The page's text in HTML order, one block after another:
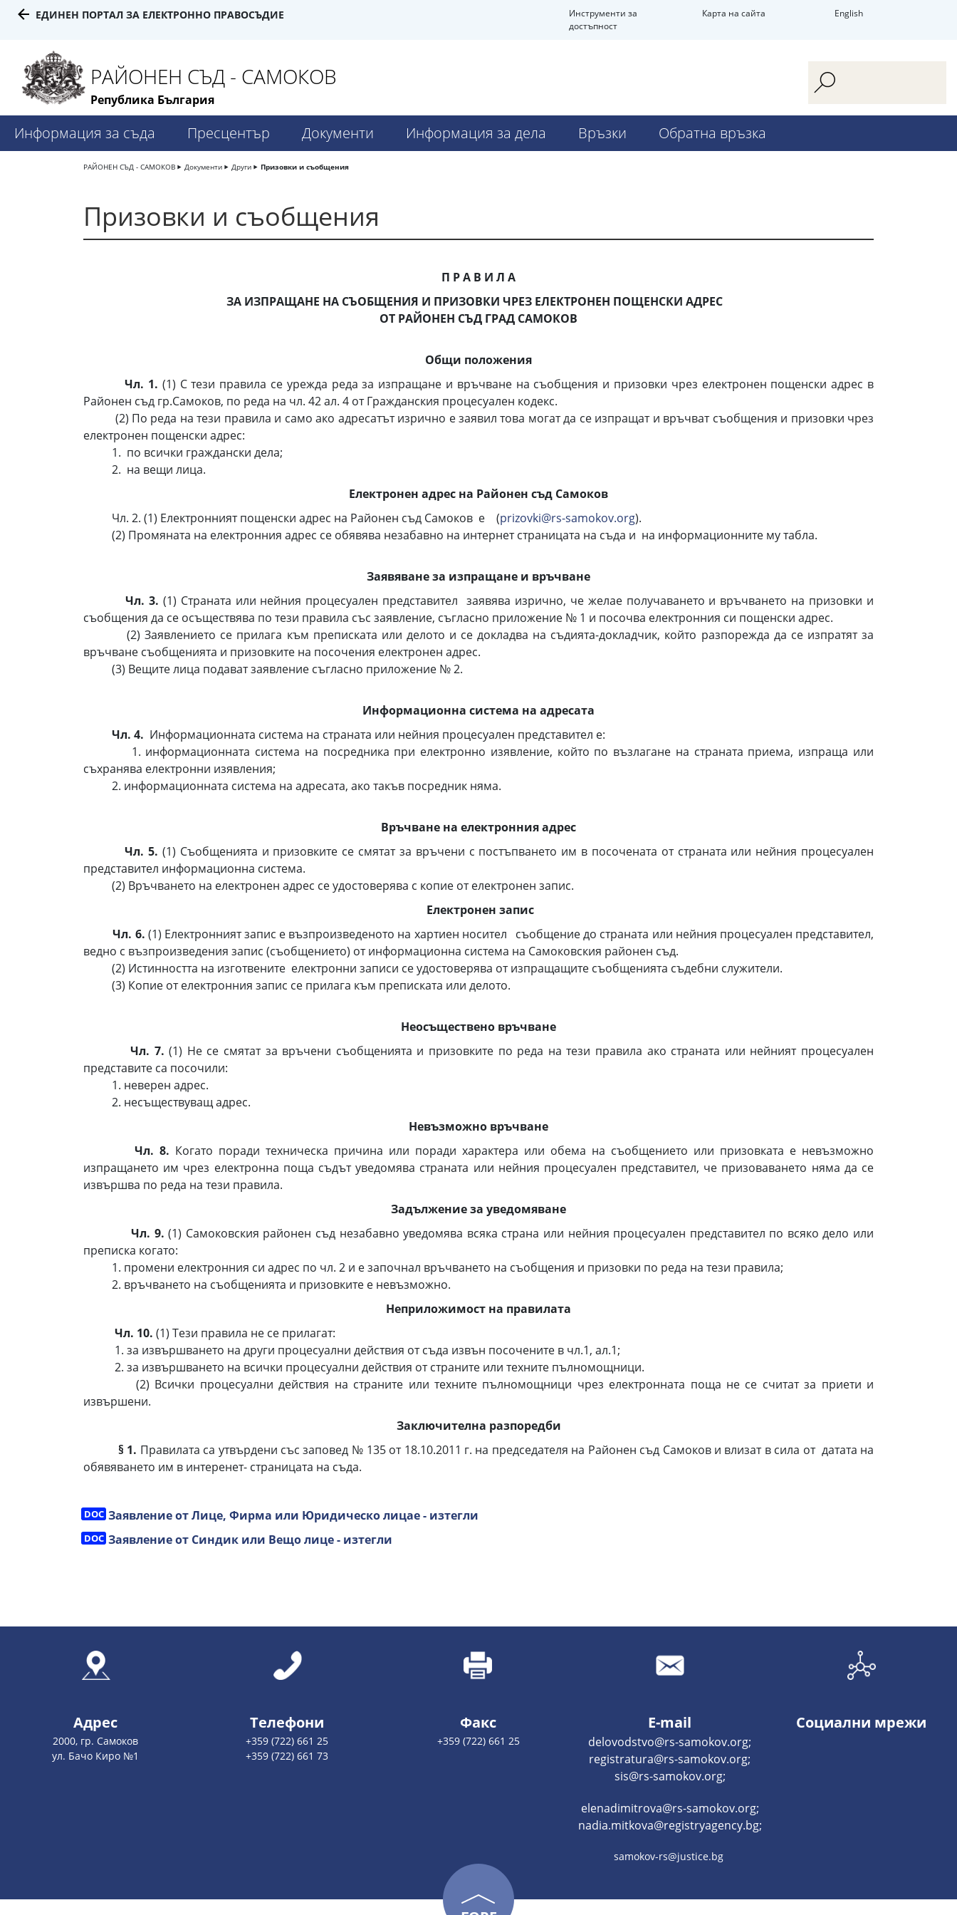
ЕДИНЕН ПОРТАЛ ЗА ЕЛЕКТРОННО ПРАВОСЪДИЕ
Инструменти за
достъпност
Карта на сайта English
РАЙОНЕН СЪД - САМОКОВ
Република България
Информация за съда Пресцентър Документи Информация за дела Връзки Обратна връзка
РАЙОНЕН СЪД - САМОКОВ Документи Други Призовки и съобщения
Призовки и съобщения
П Р А В И Л А
ЗА ИЗПРАЩАНЕ НА СЪОБЩЕНИЯ И ПРИЗОВКИ ЧРЕЗ ЕЛЕКТРОНЕН ПОЩЕНСКИ АДРЕС
ОТ РАЙОНЕН СЪД ГРАД САМОКОВ
Общи положения
Чл. 1. (1) С тези правила се урежда реда за изпращане и връчване на съобщения и призовки чрез електронен пощенски адрес в
Районен съд гр.Самоков, по реда на чл. 42 ал. 4 от Гражданския процесуален кодекс.
(2) По реда на тези правила и само ако адресатът изрично е заявил това могат да се изпращат и връчват съобщения и призовки чрез
електронен пощенски адрес:
1. по всички граждански дела;
2. на вещи лица.
Електронен адрес на Районен съд Самоков
Чл. 2. (1) Електронният пощенски адрес на Районен съд Самоков е (prizovki@rs-samokov.org).
(2) Промяната на електронния адрес се обявява незабавно на интернет страницата на съда и на информационните му табла.
Заявяване за изпращане и връчване
Чл. 3. (1) Страната или нейния процесуален представител заявява изрично, че желае получаването и връчването на призовки и
съобщения да се осъществява по тези правила със заявление, съгласно приложение № 1 и посочва електронния си пощенски адрес.
(2) Заявлението се прилага към преписката или делото и се докладва на съдията-докладчик, който разпорежда да се изпратят за
връчване съобщенията и призовките на посочения електронен адрес.
(3) Вещите лица подават заявление съгласно приложение № 2.
Информационна система на адресата
Чл. 4. Информационната система на страната или нейния процесуален представител е:
1. информационната система на посредника при електронно изявление, който по възлагане на страната приема, изпраща или
съхранява електронни изявления;
2. информационната система на адресата, ако такъв посредник няма.
Връчване на електронния адрес
Чл. 5. (1) Съобщенията и призовките се смятат за връчени с постъпването им в посочената от страната или нейния процесуален
представител информационна система.
(2) Връчването на електронен адрес се удостоверява с копие от електронен запис.
Електронен запис
Чл. 6. (1) Електронният запис е възпроизведеното на хартиен носител съобщение до страната или нейния процесуален представител,
ведно с възпроизведения запис (съобщението) от информационна система на Самоковския районен съд.
(2) Истинността на изготвените електронни записи се удостоверява от изпращащите съобщенията съдебни служители.
(3) Копие от електронния запис се прилага към преписката или делото.
Неосъществено връчване
Чл. 7. (1) Не се смятат за връчени съобщенията и призовките по реда на тези правила ако страната или нейният процесуален
представите са посочили:
1. неверен адрес.
2. несъществуващ адрес.
Невъзможно връчване
Чл. 8. Когато поради техническа причина или поради характера или обема на съобщението или призовката е невъзможно
изпращането им чрез електронна поща съдът уведомява страната или нейния процесуален представител, че призоваването няма да се
извършва по реда на тези правила.
Задължение за уведомяване
Чл. 9. (1) Самоковския районен съд незабавно уведомява всяка страна или нейния процесуален представител по всяко дело или
преписка когато:
1. промени електронния си адрес по чл. 2 и е започнал връчването на съобщения и призовки по реда на тези правила;
2. връчването на съобщенията и призовките е невъзможно.
Неприложимост на правилата
Чл. 10. (1) Тези правила не се прилагат:
1. за извършването на други процесуални действия от съда извън посочените в чл.1, ал.1;
2. за извършването на всички процесуални действия от страните или техните пълномощници.
(2) Всички процесуални действия на страните или техните пълномощници чрез електронната поща не се считат за приети и
извършени.
Заключителна разпоредби
§ 1. Правилата са утвърдени със заповед № 135 от 18.10.2011 г. на председателя на Районен съд Самоков и влизат в сила от датата на
обявяването им в интеренет- страницата на съда.
Заявление от Лице, Фирма или Юридическо лицае - изтегли
Заявление от Синдик или Вещо лице - изтегли
Адрес
2000, гр. Самоков
ул. Бачо Киро №1
Телефони
+359 (722) 661 25
+359 (722) 661 73
Факс
+359 (722) 661 25
E-mail
delovodstvo@rs-samokov.org;
registratura@rs-samokov.org;
sis@rs-samokov.org;
elenadimitrova@rs-samokov.org;
nadia.mitkova@registryagency.bg;
samokov-rs@justice.bg
Социални мрежи